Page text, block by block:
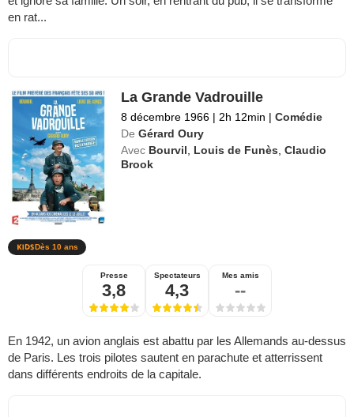
en rat...
La Grande Vadrouille
8 décembre 1966 | 2h 12min | Comédie
De Gérard Oury
Avec Bourvil Louis de Funès ,Claudio
Brook
Dès 10 ans
Presse
3,8
Spectateurs
4,3
Mes amis
--
En 1942, un avion anglais est abattu par les Allemands au-dessus
de Paris. Les trois pilotes sautent en parachute et atterrissent
dans différents endroits de la capitale.